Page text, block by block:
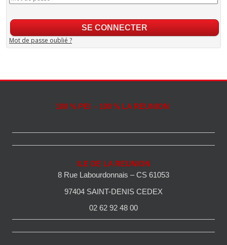
Mot de passe oublié ?
100 % PEI - 100 % LA REUNION
ILE DE LA REUNION
8 Rue Labourdonnais – CS 61053
97404 SAINT-DENIS CEDEX
02 62 92 48 00